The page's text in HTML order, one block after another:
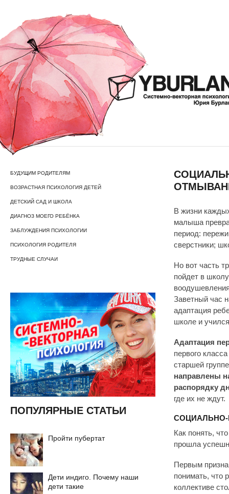
БУДУЩИМ РОДИТЕЛЯМ
ВОЗРАСТНАЯ ПСИХОЛОГИЯ ДЕТЕЙ
ДЕТСКИЙ САД И ШКОЛА
ДИАГНОЗ МОЕГО РЕБЁНКА
ЗАБЛУЖДЕНИЯ ПСИХОЛОГИИ
ПСИХОЛОГИЯ РОДИТЕЛЯ
ТРУДНЫЕ СЛУЧАИ
ПОПУЛЯРНЫЕ СТАТЬИ
Пройти пубертат
Дети индиго. Почему наши
дети такие
В жизни
малыша
период:
сверстники;
Но вот часть
пойдет в
Заветный час
адаптация
школе и
Адаптация
первого
старшей
направлены
распорядку
где их не ждут.
СОЦИАЛЬНО-
Как понять,
прошла
Первым
понимать, что
коллективе